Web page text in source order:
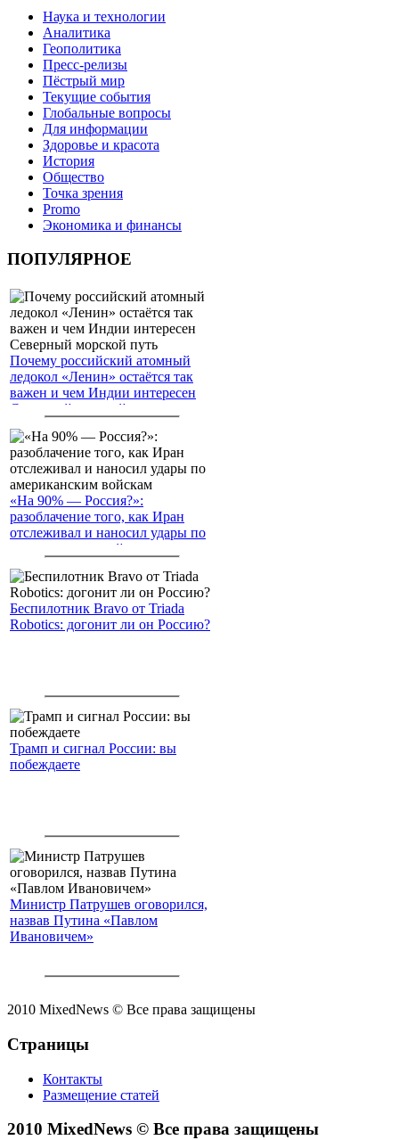
Наука и технологии
Аналитика
Геополитика
Пресс-релизы
Пёстрый мир
Текущие события
Глобальные вопросы
Для информации
Здоровье и красота
История
Общество
Точка зрения
Promo
Экономика и финансы
ПОПУЛЯРНОЕ
Почему российский атомный
ледокол «Ленин» остаётся так
важен и чем Индии интересен
Северный морской путь
«На 90% — Россия?»:
разоблачение того, как Иран
отслеживал и наносил удары по
американским войскам
Беспилотник Bravo от Triada
Robotics: догонит ли он Россию?
Трамп и сигнал России: вы
побеждаете
Министр Патрушев оговорился,
назвав Путина «Павлом
Ивановичем»
2010 MixedNews © Все права защищены
Страницы
Контакты
Размещение статей
2010 MixedNews © Все права защищены